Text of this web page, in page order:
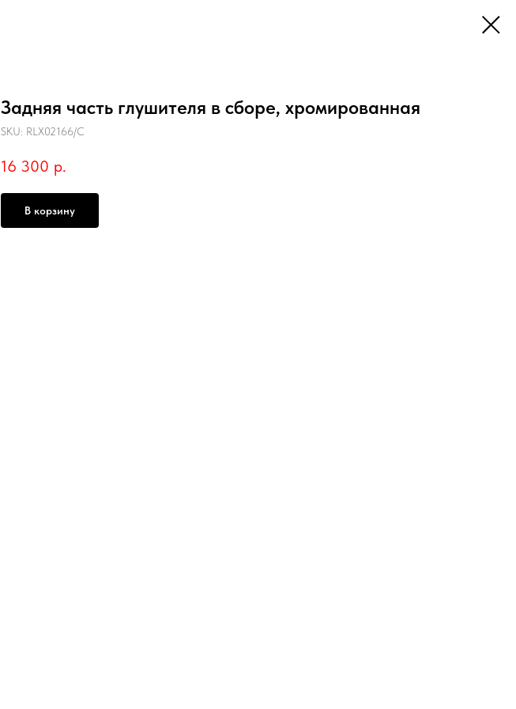
Задняя часть глушителя в сборе, хромированная
SKU: RLX02166/C
16 300 р.
В корзину